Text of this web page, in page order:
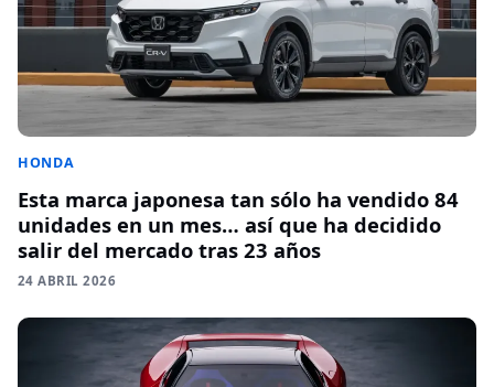
HONDA
Esta marca japonesa tan sólo ha vendido 84
unidades en un mes… así que ha decidido
salir del mercado tras 23 años
24 ABRIL 2026